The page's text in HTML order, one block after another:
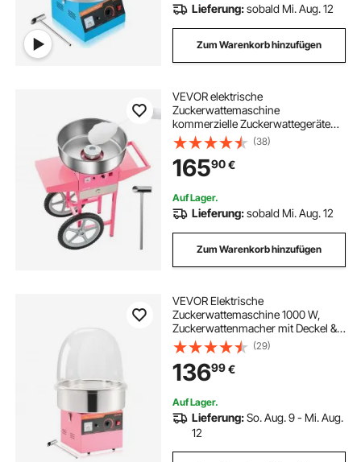
Lieferung:sobald Mi. Aug. 12
Zum Warenkorb hinzufügen
VEVOR elektrische
Zuckerwattemaschine
kommerzielle Zuckerwattegeräte
mit Wagen (1000 W) mit 52 cm
Edelstahlschüssel & Zuckerschaufel
& Schublade, perfekt für
Kindergeburtstage Familienfeiern
Rosa
(38)
16590€
Auf Lager.
Lieferung:sobald Mi. Aug. 12
Zum Warenkorb hinzufügen
VEVOR Elektrische
Zuckerwattemaschine 1000 W,
Zuckerwattenmacher mit Deckel &
Edelstahlschüssel & Zuckerlöffel,
Ideal für Karneval Geburtstage
Familienfeiern, Professionelles
Zuckerwattegerät Rosa
(29)
13699€
Auf Lager.
Lieferung:So. Aug. 9 - Mi. Aug.
12